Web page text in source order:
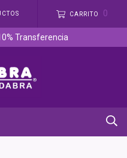
CARRITO 0
Transferencia